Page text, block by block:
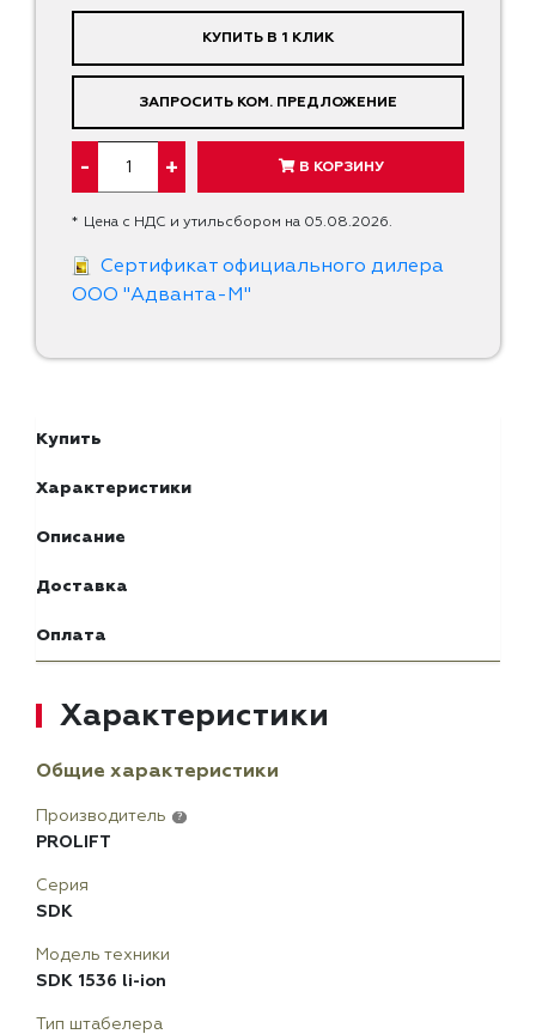
КУПИТЬ В 1 КЛИК
ЗАПРОСИТЬ КОМ. ПРЕДЛОЖЕНИЕ
- + В КОРЗИНУ
* Цена с НДС и утильсбором на 05.08.2026.
Сертификат официального дилера
ООО "Адванта-М"
Купить
Характеристики
Описание
Доставка
Оплата
Характеристики
Общие характеристики
Производитель ?
PROLIFT
Серия
SDK
Модель техники
SDK 1536 li-ion
Тип штабелера